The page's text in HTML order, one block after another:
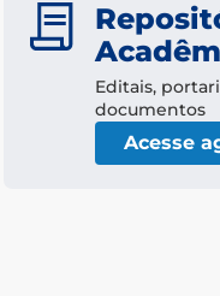
Editais,
documentos
Acesse